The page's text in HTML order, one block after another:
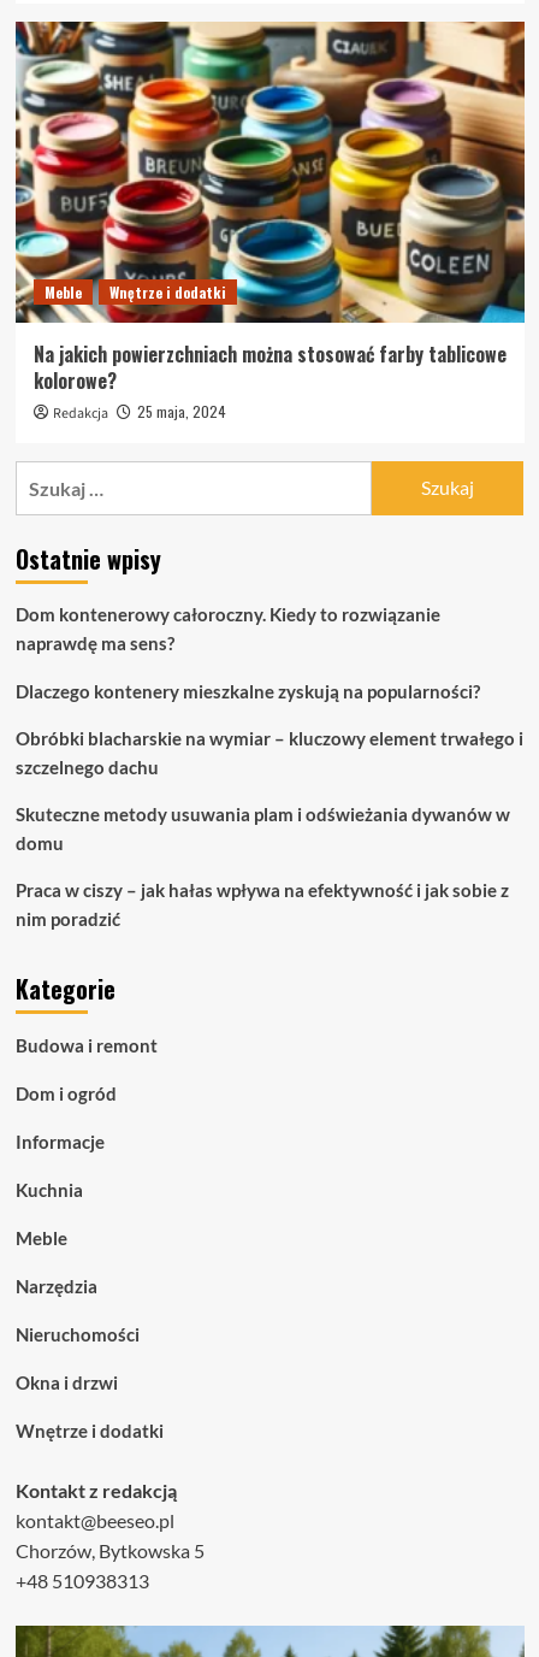
Meble Wnętrze i dodatki
Na jakich powierzchniach można stosować farby tablicowe
kolorowe?
Redakcja 25 maja, 2024
Ostatnie wpisy
Dom kontenerowy całoroczny. Kiedy to rozwiązanie
naprawdę ma sens?
Dlaczego kontenery mieszkalne zyskują na popularności?
Obróbki blacharskie na wymiar – kluczowy element trwałego i
szczelnego dachu
Skuteczne metody usuwania plam i odświeżania dywanów w
domu
Praca w ciszy – jak hałas wpływa na efektywność i jak sobie z
nim poradzić
Kategorie
Budowa i remont
Dom i ogród
Informacje
Kuchnia
Meble
Narzędzia
Nieruchomości
Okna i drzwi
Wnętrze i dodatki
Kontakt z redakcją
kontakt@beeseo.pl
Chorzów, Bytkowska 5
+48 510938313